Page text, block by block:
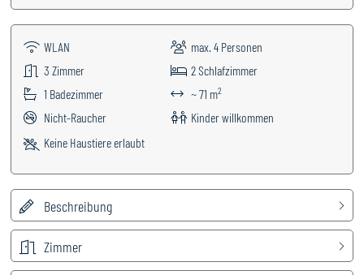
WLAN max. 4 Personen
3Zimmer 2 Schlafzimmer
1 Badezimmer ~ 71 m2
Nicht-Raucher
Kinder willkommen
Keine Haustiere erlaubt
Beschreibung
Zimmer